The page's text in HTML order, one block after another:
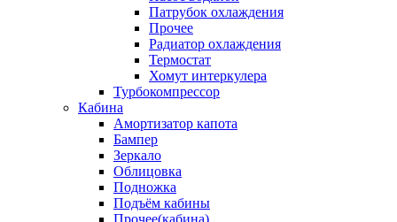
Патрубок охлаждения
Прочее
Радиатор охлаждения
Термостат
Хомут интеркулера
Турбокомпрессор
Кабина
Амортизатор капота
Бампер
Зеркало
Облицовка
Подножка
Подъём кабины